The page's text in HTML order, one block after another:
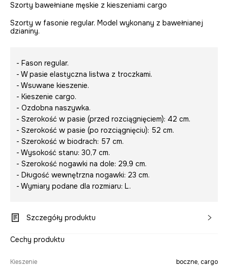
Szorty bawełniane męskie z kieszeniami cargo
Szorty w fasonie regular. Model wykonany z bawełnianej
dzianiny.
- Fason regular.
- W pasie elastyczna listwa z troczkami.
- Wsuwane kieszenie.
- Kieszenie cargo.
- Ozdobna naszywka.
- Szerokość w pasie (przed rozciągnięciem): 42 cm.
- Szerokość w pasie (po rozciągnięciu): 52 cm.
- Szerokość w biodrach: 57 cm.
- Wysokość stanu: 30,7 cm.
- Szerokość nogawki na dole: 29,9 cm.
- Długość wewnętrzna nogawki: 23 cm.
- Wymiary podane dla rozmiaru: L.
Szczegóły produktu
Cechy produktu
Kieszenie boczne, cargo